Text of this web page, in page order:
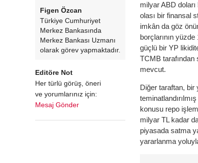
Figen Özcan
Türkiye Cumhuriyet
Merkez Bankasında
Merkez Bankası Uzmanı
olarak görev yapmaktadır.
Editöre Not
Her türlü görüş, öneri
ve yorumlarınız için:
Mesaj Gönder
milyar ABD
olası bir finansal
imkân da göz
borçlarının
güçlü bir YP
TCMB
mevcut.
Diğer taraftan, bir
konusu repo
milyar TL kadar
piyasada satma
yararlanma